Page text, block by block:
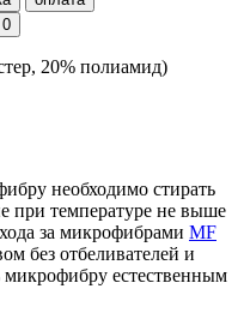
0
20% полиамид)
необходимо стирать
при температуре не выше
за микрофибрами MF
без отбеливателей и
естественным